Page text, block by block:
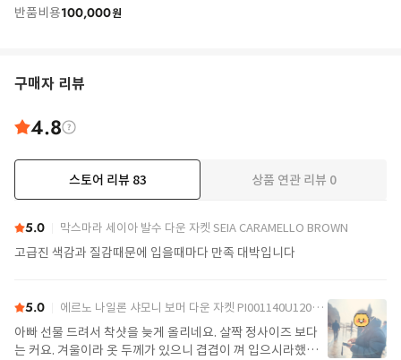
반품비용100,000원
구매자 리뷰
4.8
스토어 리뷰 83 상품 연관 리뷰 0
5.0 막스마라 세이아 발수 다운 자켓 SEIA CARAMELLO BROWN
고급진 색감과 질감때문에 입을때마다 만족 대박입니다
5.0 에르노 나일론 샤모니 보머 다운 자켓 PI001140U12004Z 9389 Black
아빠 선물 드려서 착샷을 늦게 올리네요. 살짝 정사이즈 보다
는 커요. 겨울이라 옷 두께가 있으니 겹겹이 껴 입으시라했어